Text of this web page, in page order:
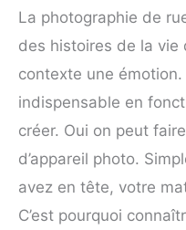
La photographie de
des histoires de la vie
contexte une
indispensable en
créer. Oui on peut
d’appareil photo.
avez en tête, votre
C’est pourquoi